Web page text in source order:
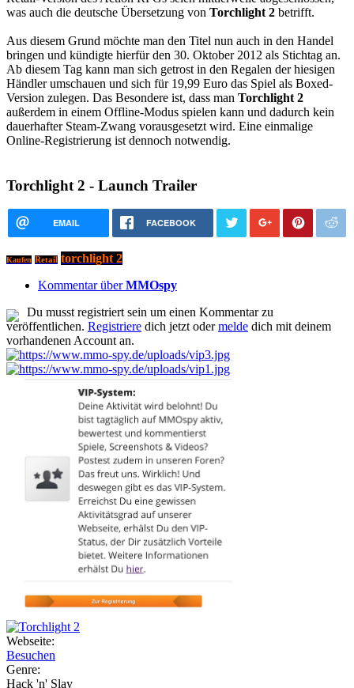
was auch die deutsche Übersetzung von Torchlight 2 betrifft.
Aus diesem Grund möchte man den Titel nun auch in den Handel
bringen und kündigte hierfür den 30. Oktober 2012 als Stichtag an.
Ab diesem Tag kann man sich getrost in den Regalen der hiesigen
Händler umschauen und sich für 19,99 Euro das Spiel als Boxed-
Version zulegen. Das Besondere ist, dass man Torchlight 2
außerdem in einem Offline-Modus spielen kann und dadurch kein
dauerhafter Steam-Zwang vorausgesetzt wird. Eine einmalige
Online-Registrierung ist dennoch notwendig.
Torchlight 2 - Launch Trailer
EMAIL FACEBOOK
Kaufen Retail torchlight 2
Kommentar überMMOspy
Du musst registriert sein um einen Kommentar zu
veröffentlichen. Registriere dich jetzt odermelde dich mit deinem
vorhandenen Account an.
Webseite:
Besuchen
Genre:
Hack 'n' Slay